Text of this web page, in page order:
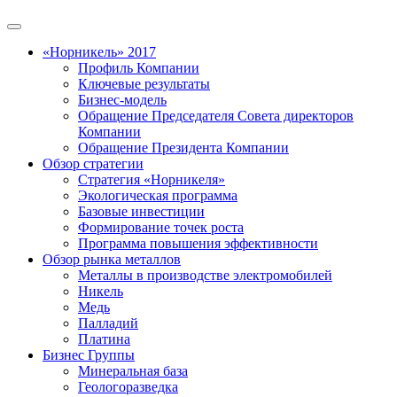
«Норникель» 2017
Профиль Компании
Ключевые результаты
Бизнес-модель
Обращение Председателя Совета директоров
Компании
Обращение Президента Компании
Обзор стратегии
Стратегия «Норникеля»
Экологическая программа
Базовые инвестиции
Формирование точек роста
Программа повышения эффективности
Обзор рынка металлов
Металлы в производстве электромобилей
Никель
Медь
Палладий
Платина
Бизнес Группы
Минеральная база
Геологоразведка